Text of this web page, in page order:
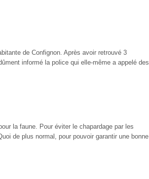
de Confignon. Après avoir retrouvé 3
informé la police qui elle-même a appelé des
la faune. Pour éviter le chapardage par les
de plus normal, pour pouvoir garantir une bonne